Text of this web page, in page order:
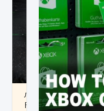
лицензии, лиги,
FC 25